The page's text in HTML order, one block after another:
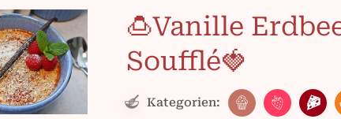
🍮Vanille
Soufflé🍓
Kategorien: